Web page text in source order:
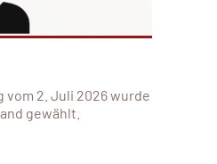
vom 2. Juli 2026 wurde
gewählt.